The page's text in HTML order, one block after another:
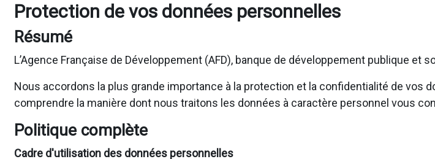
Protection de vos données personnelles
Résumé
L’Agence Française de Développement (AFD), banque de développement publique
Nous accordons la plus grande importance à la protection et la confidentialité de vos
comprendre la manière dont nous traitons les données à caractère personnel vous
Politique complète
Cadre d'utilisation des données personnelles